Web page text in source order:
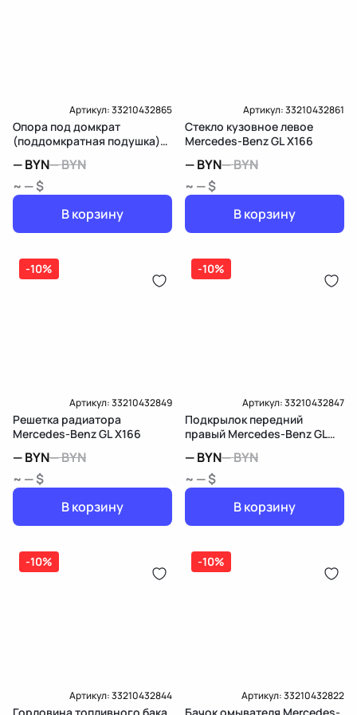
Артикул:33210432865
Опора под домкрат
(поддомкратная подушка)
X166
—BYN—BYN
~ — $
В корзину
Артикул:33210432861
Стекло кузовное левое
Mercedes-Benz GL X166
—BYN—BYN
~ — $
В корзину
-10%
Артикул:33210432849
Решетка радиатора
Mercedes-Benz GL X166
—BYN—BYN
~ — $
В корзину
-10%
Артикул:33210432847
Подкрылок передний
правый Mercedes-Benz GL
—BYN—BYN
~ — $
В корзину
-10%
Артикул:33210432844
-10%
Артикул:33210432822